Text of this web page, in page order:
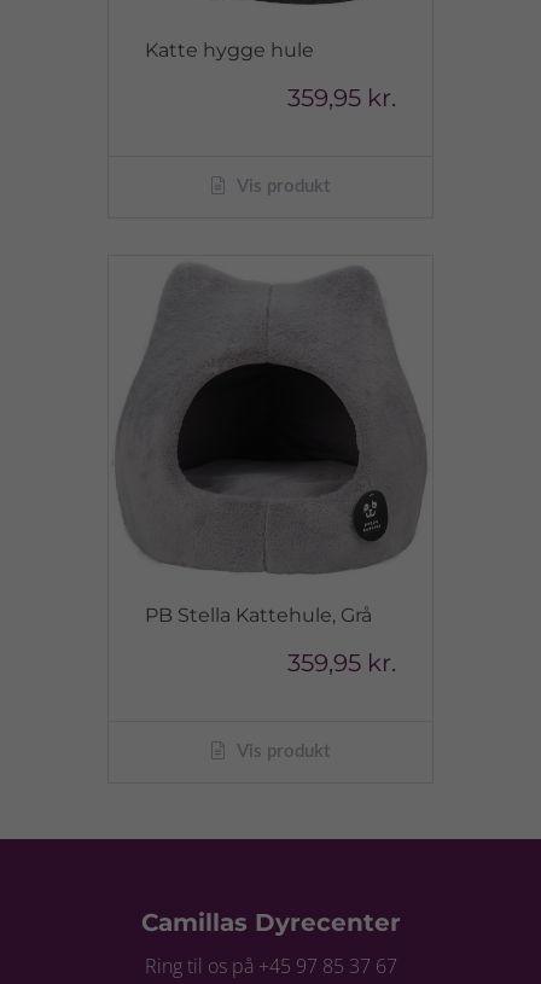
Katte hygge hule
359,95 kr.
Vis produkt
PB Stella Kattehule, Grå
359,95 kr.
Vis produkt
Camillas Dyrecenter
Ring til os på +45 97 85 37 67